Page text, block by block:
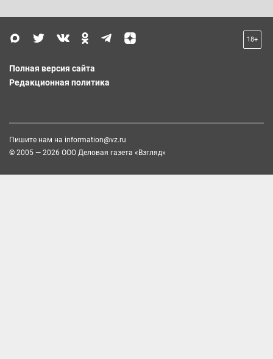
18+
Полная версия сайта
Редакционная политика
Пишите нам на information@vz.ru
© 2005 — 2026 ООО Деловая газета «Взгляд»